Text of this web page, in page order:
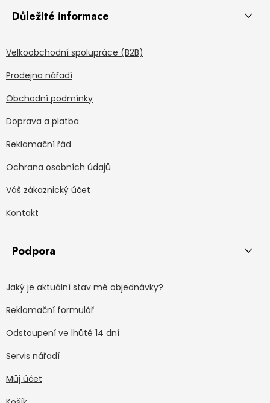
Důležité informace
Velkoobchodní spolupráce (B2B)
Prodejna nářadí
Obchodní podmínky
Doprava a platba
Reklamační řád
Ochrana osobních údajů
Váš zákaznický účet
Kontakt
Podpora
Jaký je aktuální stav mé objednávky?
Reklamační formulář
Odstoupení ve lhůtě 14 dní
Servis nářadí
Můj účet